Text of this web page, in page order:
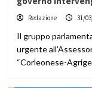
Redazione 31/
Il gruppo
urgente
“Corleonese-